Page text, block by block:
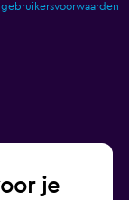
gebruikersvoorwaarden
je